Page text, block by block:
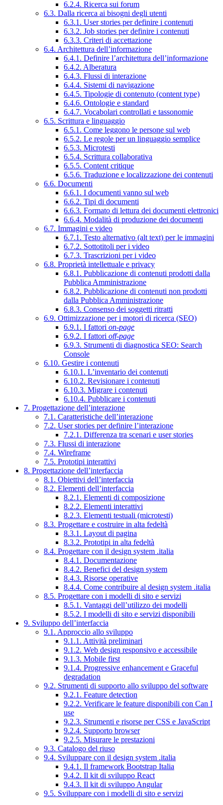
6.2.4. Ricerca sui forum
6.3. Dalla ricerca ai bisogni degli utenti
6.3.1. User stories per definire i contenuti
6.3.2. Job stories per definire i contenuti
6.3.3. Criteri di accettazione
6.4. Architettura dell’informazione
6.4.1. Definire l’architettura dell’informazione
6.4.2. Alberatura
6.4.3. Flussi di interazione
6.4.4. Sistemi di navigazione
6.4.5. Tipologie di contenuto (content type)
6.4.6. Ontologie e standard
6.4.7. Vocabolari controllati e tassonomie
6.5. Scrittura e linguaggio
6.5.1. Come leggono le persone sul web
6.5.2. Le regole per un linguaggio semplice
6.5.3. Microtesti
6.5.4. Scrittura collaborativa
6.5.5. Content critique
6.5.6. Traduzione e localizzazione dei contenuti
6.6. Documenti
6.6.1. I documenti vanno sul web
6.6.2. Tipi di documenti
6.6.3. Formato di lettura dei documenti elettronici
6.6.4. Modalità di produzione dei documenti
6.7. Immagini e video
6.7.1. Testo alternativo (alt text) per le immagini
6.7.2. Sottotitoli per i video
6.7.3. Trascrizioni per i video
6.8. Proprietà intellettuale e privacy
6.8.1. Pubblicazione di contenuti prodotti dalla
Pubblica Amministrazione
6.8.2. Pubblicazione di contenuti non prodotti
dalla Pubblica Amministrazione
6.8.3. Consenso dei soggetti ritratti
6.9. Ottimizzazione per i motori di ricerca (SEO)
6.9.1. I fattori on-page
6.9.2. I fattori off-page
6.9.3. Strumenti di diagnostica SEO: Search
Console
6.10. Gestire i contenuti
6.10.1. L’inventario dei contenuti
6.10.2. Revisionare i contenuti
6.10.3. Migrare i contenuti
6.10.4. Pubblicare i contenuti
7. Progettazione dell’interazione
7.1. Caratteristiche dell’interazione
7.2. User stories per definire l’interazione
7.2.1. Differenza tra scenari e user stories
7.3. Flussi di interazione
7.4. Wireframe
7.5. Prototipi interattivi
8. Progettazione dell’interfaccia
8.1. Obiettivi dell’interfaccia
8.2. Elementi dell’interfaccia
8.2.1. Elementi di composizione
8.2.2. Elementi interattivi
8.2.3. Elementi testuali (microtesti)
8.3. Progettare e costruire in alta fedeltà
8.3.1. Layout di pagina
8.3.2. Prototipi in alta fedeltà
8.4. Progettare con il design system .italia
8.4.1. Documentazione
8.4.2. Benefici del design system
8.4.3. Risorse operative
8.4.4. Come contribuire al design system .italia
8.5. Progettare con i modelli di sito e servizi
8.5.1. Vantaggi dell’utilizzo dei modelli
8.5.2. I modelli di sito e servizi disponibili
9. Sviluppo dell’interfaccia
9.1. Approccio allo sviluppo
9.1.1. Attività preliminari
9.1.2. Web design responsivo e accessibile
9.1.3. Mobile first
9.1.4. Progressive enhancement e Graceful
degradation
9.2. Strumenti di supporto allo sviluppo del software
9.2.1. Feature detection
9.2.2. Verificare le feature disponibili con Can I
use
9.2.3. Strumenti e risorse per CSS e JavaScript
9.2.4. Supporto browser
9.2.5. Misurare le prestazioni
9.3. Catalogo del riuso
9.4. Sviluppare con il design system .italia
9.4.1. Il framework Bootstrap Italia
9.4.2. Il kit di sviluppo React
9.4.3. Il kit di sviluppo Angular
9.5. Sviluppare con i modelli di sito e servizi